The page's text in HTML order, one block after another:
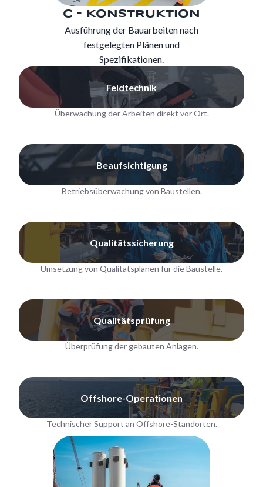
C - KONSTRUKTION
Ausführung der Bauarbeiten nach
festgelegten Plänen und
Spezifikationen.
Feldtechnik
Überwachung der Arbeiten direkt vor Ort.
Beaufsichtigung
Betriebsüberwachung von Baustellen.
Qualitätssicherung
Umsetzung von Qualitätsplänen für die Baustelle.
Qualitätsprüfung
Überprüfung der gebauten Anlagen.
Offshore-Operationen
Technischer Support an Offshore-Standorten.